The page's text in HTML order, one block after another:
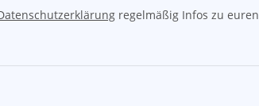
regelmäßig Infos zu euren